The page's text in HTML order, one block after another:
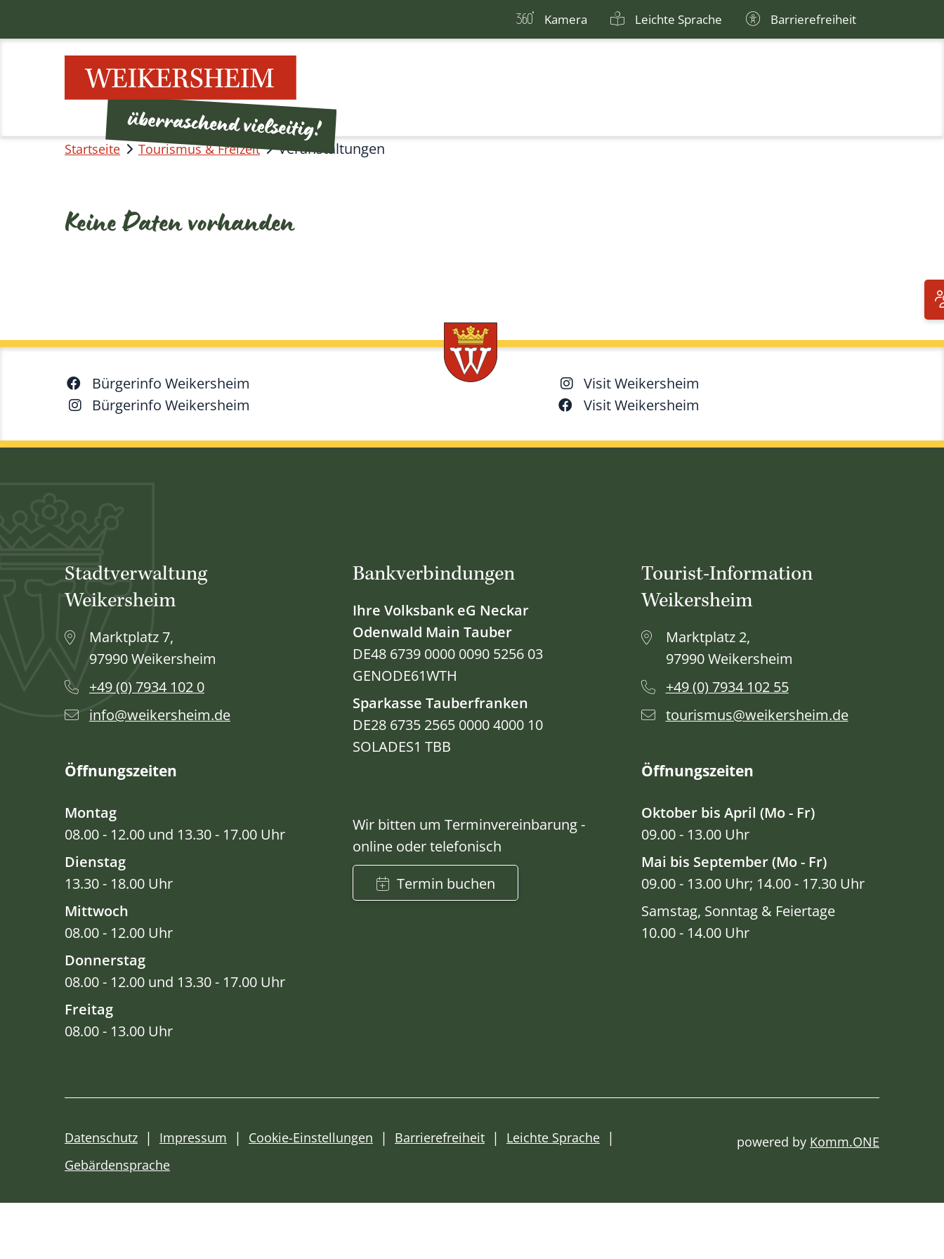
Kamera Leichte Sprache Barrierefreiheit
Startseite Tourismus & Freizeit Veranstaltungen
Keine Daten vorhanden
Bürgerinfo Weikersheim
Bürgerinfo Weikersheim
Visit Weikersheim
Visit Weikersheim
Stadtverwaltung
Weikersheim
Marktplatz 7,
97990 Weikersheim
+49 (0) 7934 102 0
info@weikersheim.de
Öffnungszeiten
Montag
08.00 - 12.00 und 13.30 - 17.00 Uhr
Dienstag
13.30 - 18.00 Uhr
Mittwoch
08.00 - 12.00 Uhr
Donnerstag
08.00 - 12.00 und 13.30 - 17.00 Uhr
Freitag
08.00 - 13.00 Uhr
Bankverbindungen
Ihre Volksbank eG Neckar
Odenwald Main Tauber
DE48 6739 0000 0090 5256 03
GENODE61WTH
Sparkasse Tauberfranken
DE28 6735 2565 0000 4000 10
SOLADES1 TBB
Wir bitten um Terminvereinbarung -
online oder telefonisch
Termin buchen
Tourist-Information
Weikersheim
Marktplatz 2,
97990 Weikersheim
+49 (0) 7934 102 55
tourismus@weikersheim.de
Öffnungszeiten
Oktober bis April (Mo - Fr)
09.00 - 13.00 Uhr
Mai bis September (Mo - Fr)
09.00 - 13.00 Uhr; 14.00 - 17.30 Uhr
Samstag, Sonntag & Feiertage
10.00 - 14.00 Uhr
Datenschutz Impressum Cookie-Einstellungen Barrierefreiheit
Leichte Sprache
Gebärdensprache
powered by Komm.ONE